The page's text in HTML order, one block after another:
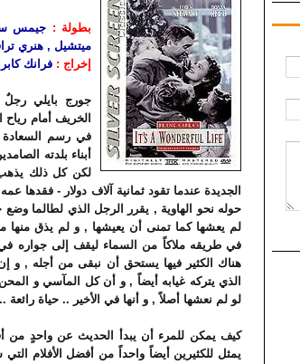
بطولة : جيمس
ميتشيل , هنري
إخراج : فرانك كابرا
جورج بايلي رجلٌ
الخريف أمام
في رسم السعادة
أبناء بلدته
لكن كل ذلك
الجديدة عندما تقود ثمانية آلاف دولار - فقدها
حوله نحو الهاوية , يقرر الرجل الذي لطالما
لم يعشها كما تمنى أن يعيشها , و لم يذق منها
في طريقه ملاكاً من السماء ليقف إلى جواره
هناك الكثير فيها يستحق أن نبقى من أجله , و
الذي يتركه غيابه أيضاً , و أن كل المآسي و
لو لم نعشها أصلاً , و أنها في الأخير .. حياة رائعة ..
كيف يمكن للمرء أن يبدأ الحديث عن واحدٍ من
يمثل للكثيرين أيضاً واحداً من أفضل الأفلام